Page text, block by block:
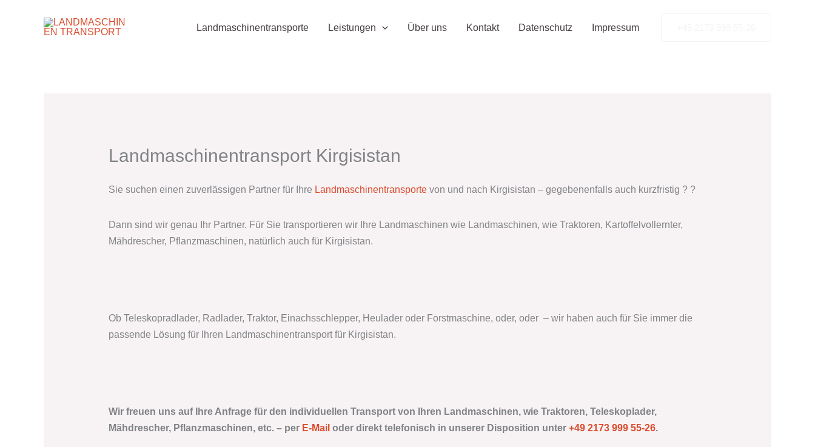
Landmaschinentransporte Leistungen Über uns Kontakt Datenschutz Impressum
Landmaschinentransport Kirgisistan
Sie suchen einen zuverlässigen Partner für Ihre Landmaschinentransportevon und nach Kirgisistan – gegebenenfalls auch kurzfristig ? ?
Dann sind wir genau Ihr Partner. Für Sie transportieren wir Ihre Landmaschinen wie Landmaschinen, wie Traktoren, Kartoffelvollernter,
Mähdrescher, Pflanzmaschinen, natürlich auch für Kirgisistan.
Ob Teleskopradlader, Radlader, Traktor, Einachsschlepper, Heulader oder Forstmaschine, oder, oder – wir haben auch für Sie immer die
passende Lösung für Ihren Landmaschinentransport für Kirgisistan.
Wir freuen uns auf Ihre Anfrage für den individuellen Transport von Ihren Landmaschinen, wie Traktoren, Teleskoplader,
Mähdrescher, Pflanzmaschinen, etc. – per E-Mail oder direkt telefonisch in unserer Disposition unter +49 2173 999 55-26.